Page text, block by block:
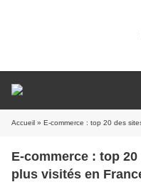
Accueil » E-commerce : top 20 des
E-commerce : top
plus visités en